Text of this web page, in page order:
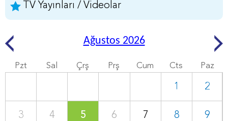
TV Yayınları / Videolar
Ağustos 2026
Pzt Sal Çrş Prş Cum Cts Paz
1 2
3 4 5 6 7 8 9